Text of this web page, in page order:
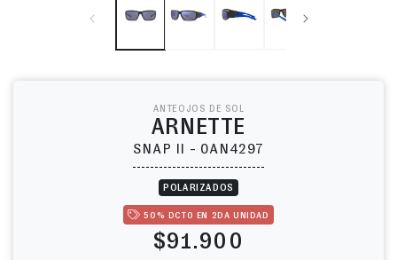
ANTEOJOS DE SOL
ARNETTE
SNAP II - 0AN4297
POLARIZADOS
50% DCTO EN 2DA UNIDAD
Precio habitual
$91.900